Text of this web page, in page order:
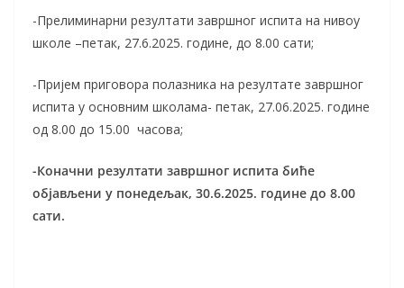
-Прелиминарни резултати завршног испита на нивоу
школе –петак, 27.6.2025. године, до 8.00 сати;
-Пријем приговора полазника на резултате завршног
испита у основним школама- петак, 27.06.2025. године
од 8.00 до 15.00 часова;
-Коначни резултати завршног испита биће
објављени у понедељак, 30.6.2025. године до 8.00
сати.